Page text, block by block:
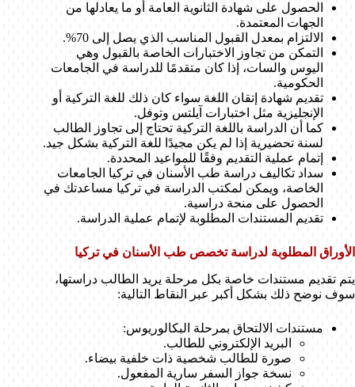
الحصول على شهادة الثانوية العامة أو ما يعادلها من
الجهات المعتمدة.
الالتزام بمعدل القبول المناسب الذي يصل إلى 70%.
التمكن من تجاوز الاختبارات الخاصة بالقبول وهي
اليوس والسات، إذا كان متقدمًا للدراسة في الجامعات
الحكومية.
تقديم شهادة إتقان اللغة سواء كان ذلك للغة التركية أو
الإنجليزية مثل اختبارات آيلتس وتوفل.
كما أن الدراسة باللغة التركية تحتاج إلى تجاوز الطالب
لسنة تحضيرية إذا لم يكن مجيدًا للغة التركية بشكل جيد.
إتمام عملية التقديم وفقًا للمواعيد المحددة.
سداد تكاليف دراسة طب الأسنان في تركيا الجامعات
الخاصة، ويمكن لمكتب الدراسة في تركيا مساعدتك في
الحصول على منحة دراسية.
تقديم المستندات المطلوبة لإتمام عملية الدراسة.
الأوراق المطلوبة لدراسة تخصص طب الأسنان في تركيا
يتم تقديم مستندات خاصة بكل مرحلة يريد الطالب دراستها،
سوف نوضح ذلك بشكل أكبر عبر النقاط التالية:
مستندات الالتحاق بمرحلة البكالوريوس:
البريد الإلكتروني للطالب.
صورة للطالب شخصية ذات خلفية بيضاء.
نسخة جواز السفر سارية المفعول.